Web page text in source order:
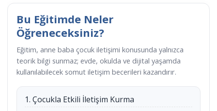
Bu Eğitimde Neler
Öğreneceksiniz?
Eğitim, anne baba çocuk iletişimi konusunda yalnızca
teorik bilgi sunmaz; evde, okulda ve dijital yaşamda
kullanılabilecek somut iletişim becerileri kazandırır.
1. Çocukla Etkili İletişim Kurma